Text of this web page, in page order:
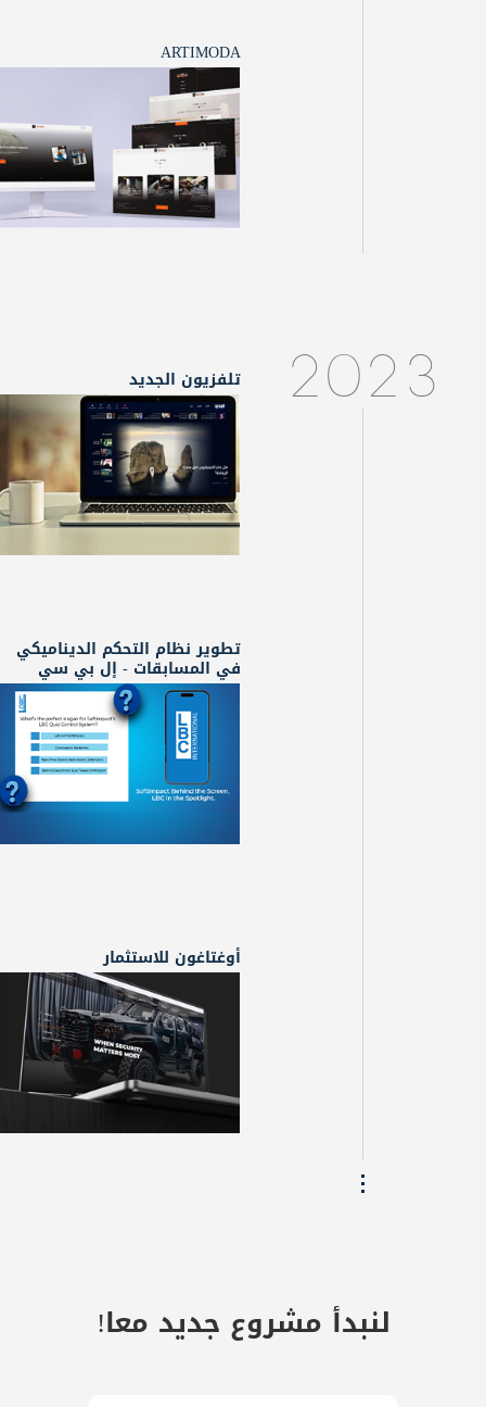
ARTIMODA
2023 تلفزيون الجديد
تطوير نظام التحكم الديناميكي
في المسابقات - إل بي سي
أوغتاغون للاستثمار
لنبدأ مشروع جديد معا!